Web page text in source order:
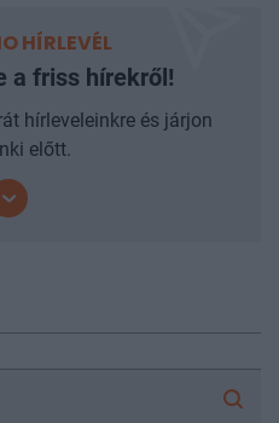
HÍRLEVÉL
a friss hírekről!
hírleveleinkre és járjon
előtt.